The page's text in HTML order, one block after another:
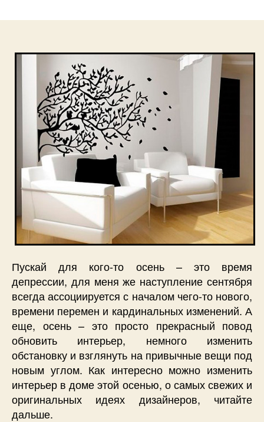
Пускай для кого-то осень – это время
депрессии, для меня же наступление сентября
всегда ассоциируется с началом чего-то нового,
времени перемен и кардинальных изменений. А
еще, осень – это просто прекрасный повод
обновить интерьер, немного изменить
обстановку и взглянуть на привычные вещи под
новым углом. Как интересно можно изменить
интерьер в доме этой осенью, о самых свежих и
оригинальных идеях дизайнеров, читайте
дальше.